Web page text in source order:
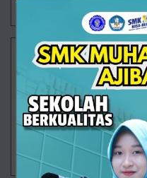
Saat Sekolah
SMK Muhammadiyah 1
berbagai program yang
pencapaian akademik,
karakter dan
30/07/2026 08:17 - Oleh